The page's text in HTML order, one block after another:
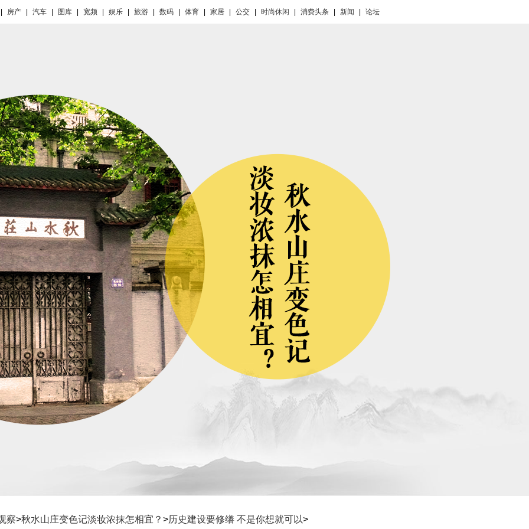
房产 汽车 图库 宽频 娱乐 旅游 数码 体育 家居 公交 时尚休闲 消费头条 新闻 论坛
察>秋水山庄变色记淡妆浓抹怎相宜？ >历史建设要修缮 不是你想就可以>